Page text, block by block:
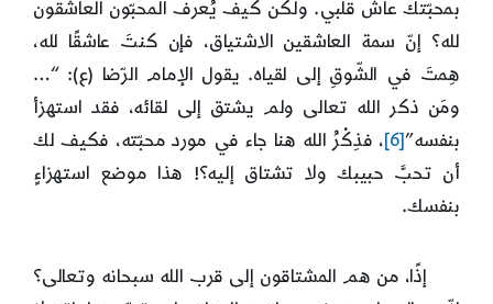
بمحبّتك عاش قلبي. ولكن كيف يُعرف المحبّون العاشقون
لله؟ إنّ سمة العاشقين الاشتياق، فإن كنتَ عاشقًا لله،
هِمتَ في الشّوقِ إلى لقياه. يقول الإمام الرّضا (ع): “…
ومَن ذكر الله تعالى ولم يشتق إلى لقائه، فقد استهزأ
بنفسه”[6]
، فذِكْرُ الله هنا جاء في مورد محبّته، فكيف لك
أن تحبَّ حبيبك ولا تشتاق إليه؟! هذا موضع استهزاءٍ
بنفسك.
إذًا، من هم المشتاقون إلى قرب الله سبحانه وتعالى؟